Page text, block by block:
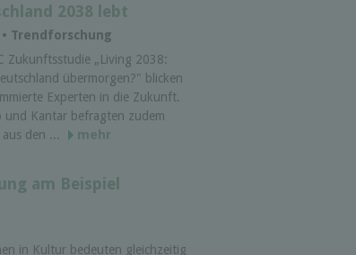
2038 lebt
• Trendforschung
Zukunftsstudie „Living 2038:
übermorgen?" blicken
Experten in die Zukunft.
und Kantar befragten zudem
den ...
mehr
am Beispiel
in Kultur bedeuten gleichzeitig